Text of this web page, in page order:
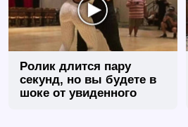
Ролик длится пару
секунд, но вы будете в
шоке от увиденного